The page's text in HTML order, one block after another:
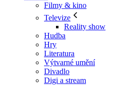
Filmy & kino
Televize
Reality show
Hudba
Hry
Literatura
Výtvarné umění
Divadlo
Digi a stream